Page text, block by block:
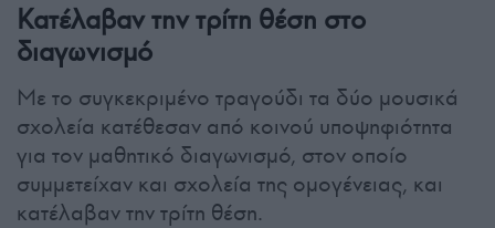
Κατέλαβαν την τρίτη θέση στο
διαγωνισμό
Με το συγκεκριμένο τραγούδι τα δύο μουσικά
σχολεία κατέθεσαν από κοινού υποψηφιότητα
για τον μαθητικό διαγωνισμό, στον οποίο
συμμετείχαν και σχολεία της ομογένειας, και
κατέλαβαν την τρίτη θέση.